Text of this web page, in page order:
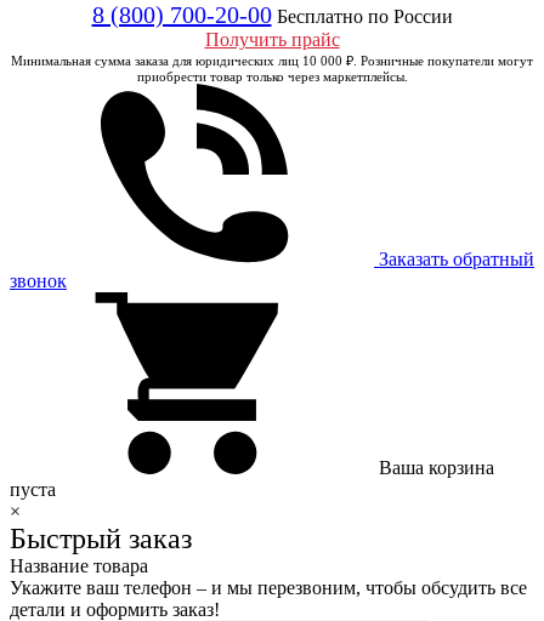
8 (800) 700-20-00 Бесплатно по России
Получить прайс
Минимальная сумма заказа для юридических лиц 10 000 ₽. Розничные покупатели могут
приобрести товар только через маркетплейсы.
Заказать обратный
звонок
Ваша корзина
пуста
×
Быстрый заказ
Название товара
Укажите ваш телефон – и мы перезвоним, чтобы обсудить все
детали и оформить заказ!